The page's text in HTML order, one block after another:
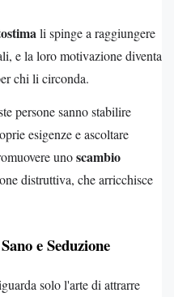
li spinge a raggiungere
e la loro motivazione diventa
chi li circonda.
persone sanno stabilire
esigenze e ascoltare
unoscambio
distruttiva, che arricchisce
e Seduzione
solo l'arte di attrarre